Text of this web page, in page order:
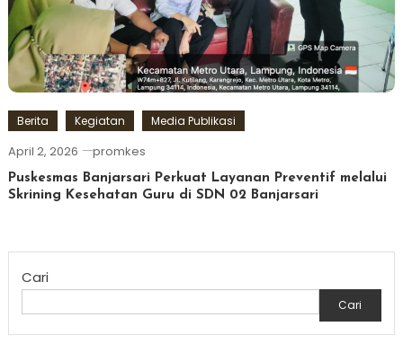
Berita Kegiatan Media Publikasi
April 2, 2026 promkes
Puskesmas Banjarsari Perkuat Layanan Preventif melalui
Skrining Kesehatan Guru di SDN 02 Banjarsari
Cari
Cari